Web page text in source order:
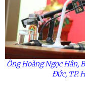
Ông Hoàng Ngọc Hân,
Đức, TP.